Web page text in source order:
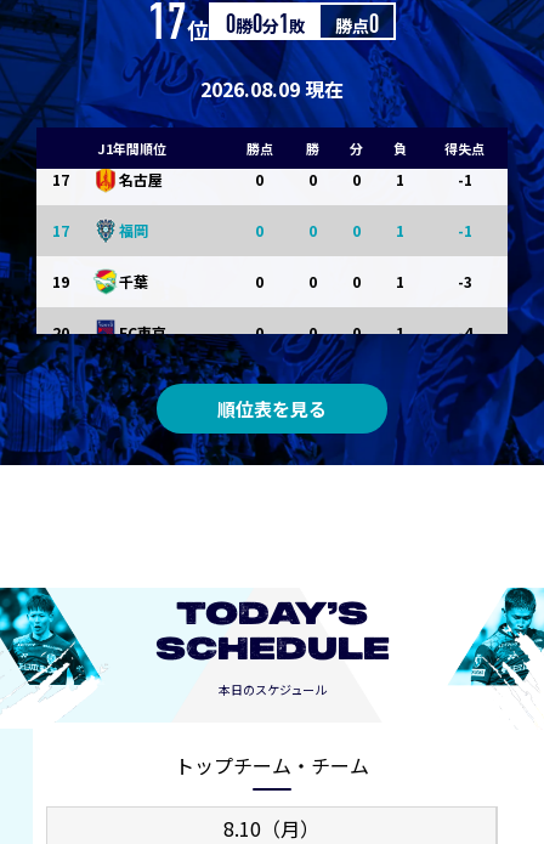
17位 0勝0分1敗 勝点0
2026.08.09 現在
J1年間順位 勝点 勝 分 負 得失点
14 水戸 0 0 1 -1
14 京都 0 0 1 -1
14 岡山 0 0 0 1 -1
17 名古屋 0 0 0 1 -1
17 福岡 0 0 0 1 -1
19 千葉 0 0 0 1 -3
20 FC東京 0 0 0 1 -4
順位表を見る
TODAY’S
SCHEDULE
本日のスケジュール
トップチーム・チーム
8.10（月）